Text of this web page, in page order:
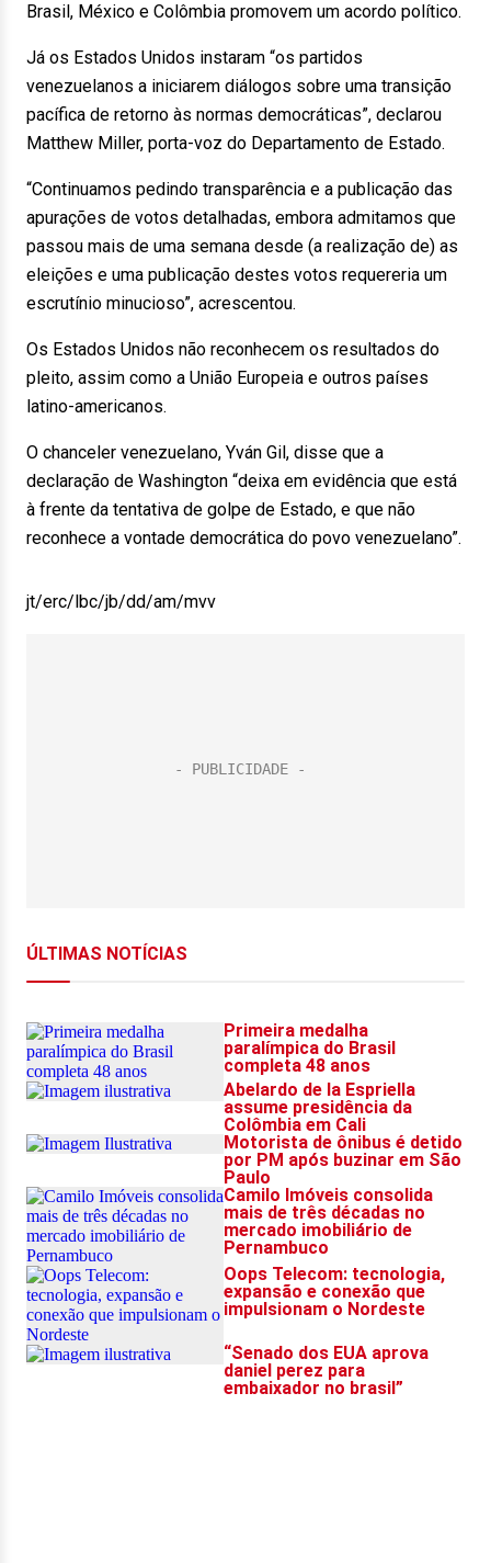
Brasil, México e Colômbia promovem um acordo político.
Já os Estados Unidos instaram “os partidos
venezuelanos a iniciarem diálogos sobre uma transição
pacífica de retorno às normas democráticas”, declarou
Matthew Miller, porta-voz do Departamento de Estado.
“Continuamos pedindo transparência e a publicação das
apurações de votos detalhadas, embora admitamos que
passou mais de uma semana desde (a realização de) as
eleições e uma publicação destes votos requereria um
escrutínio minucioso”, acrescentou.
Os Estados Unidos não reconhecem os resultados do
pleito, assim como a União Europeia e outros países
latino-americanos.
O chanceler venezuelano, Yván Gil, disse que a
declaração de Washington “deixa em evidência que está
à frente da tentativa de golpe de Estado, e que não
reconhece a vontade democrática do povo venezuelano”.
jt/erc/lbc/jb/dd/am/mvv